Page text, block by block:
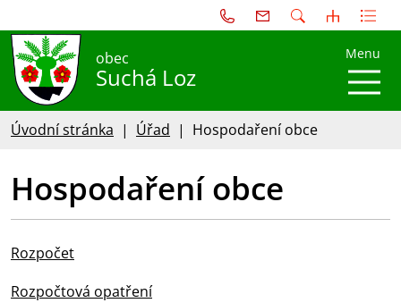
obec
Suchá Loz
Menu
Úvodní stránka Úřad Hospodaření obce
Hospodaření obce
Rozpočet
Rozpočtová opatření